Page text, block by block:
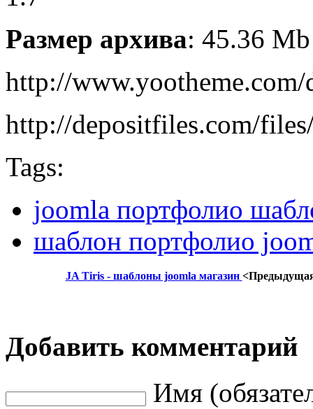
Размер архива: 45.36 Mb
http://
http://depositfiles.com/
Tags:
joomla портфолио
шаблон портфолио
JA Tiris - шаблоны joomla магазин
Добавить комментарий
Имя